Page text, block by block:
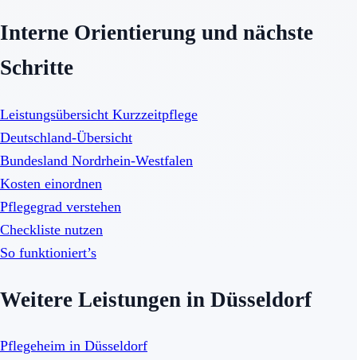
Interne Orientierung und nächste
Schritte
Leistungsübersicht Kurzzeitpflege
Deutschland-Übersicht
Bundesland Nordrhein-Westfalen
Kosten einordnen
Pflegegrad verstehen
Checkliste nutzen
So funktioniert’s
Weitere Leistungen in Düsseldorf
Pflegeheim in Düsseldorf